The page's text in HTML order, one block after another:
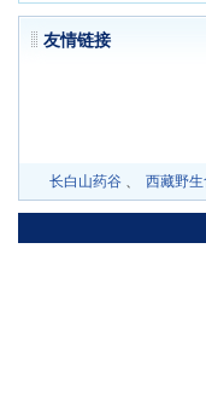
友
长白山药谷 、 西藏野